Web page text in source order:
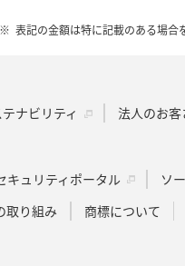
表記の金額は特に記載のある場合
ナビリティ 法人のお客
キュリティポータル
ソ
取り組み
商標について